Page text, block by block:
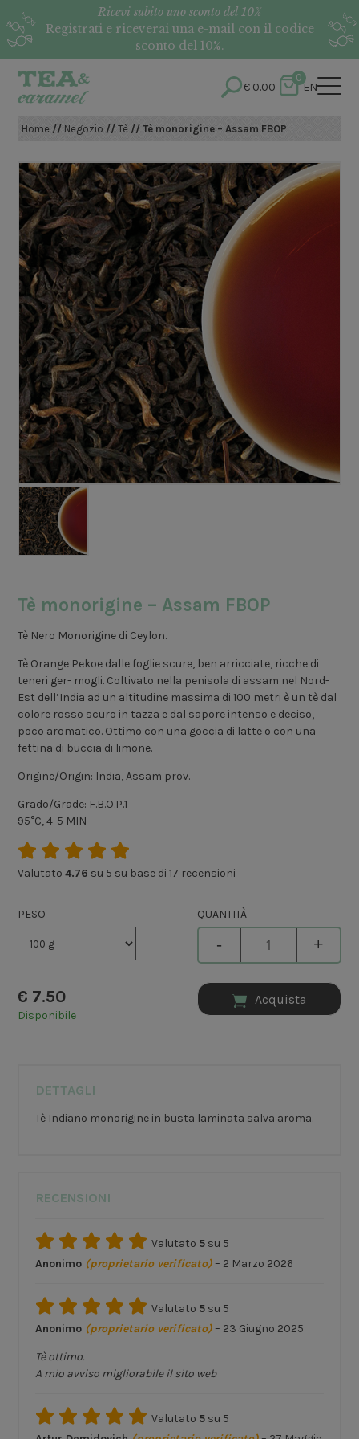
Ricevi subito uno sconto del 10%
Registrati e riceverai una e-mail con il codice
sconto del 10%.
€0.00
0
EN
Home // Negozio //Tè // Tè monorigine – Assam FBOP
Tè monorigine – Assam FBOP
Tè Nero Monorigine di Ceylon.
Tè Orange Pekoe dalle foglie scure, ben arricciate, ricche di
teneri ger- mogli. Coltivato nella penisola di assam nel Nord-
Est dell’India ad un altitudine massima di 100 metri è un tè dal
colore rosso scuro in tazza e dal sapore intenso e deciso,
poco aromatico. Ottimo con una goccia di latte o con una
fettina di buccia di limone.
Origine/Origin: India, Assam prov.
Grado/Grade: F.B.O.P.1
95°C, 4-5 MIN
Valutato4.76 su 5 su base di17 recensioni
PESO
€ 7.50
Disponibile
QUANTITÀ
- +
Acquista
DETTAGLI
Tè Indiano monorigine in busta laminata salva aroma.
RECENSIONI
Valutato 5 su 5
Anonimo (proprietario verificato) – 2 Marzo 2026
Valutato 5 su 5
Anonimo (proprietario verificato) – 23 Giugno 2025
Tè ottimo.
A mio avviso migliorabile il sito web
Valutato 5 su 5